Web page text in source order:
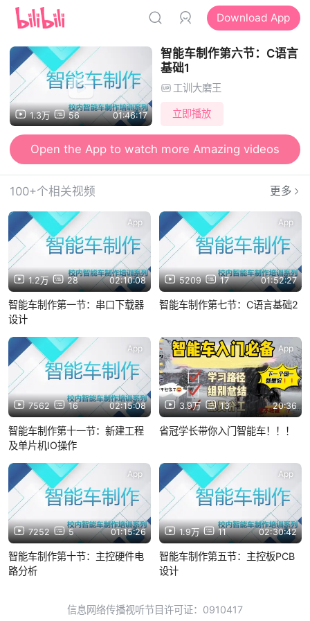
Download App
1.3万 56 01:46:17
智能车制作第六节：C语言
基础1
工训大磨王
立即播放
Open the App to watch more Amazing videos
100+个相关视频 更多
1.2万 28 02:10:08
App
智能车制作第一节：串口下载器
设计
5209 17 01:52:27
App
智能车制作第七节：C语言基础2
7562 16 02:15:08
App
智能车制作第十一节：新建工程
及单片机IO操作
3.9万 13 20:36
App
省冠学长带你入门智能车！！！
7252 5 01:15:26
App
智能车制作第十节：主控硬件电
路分析
1.9万 11 02:30:42
App
智能车制作第五节：主控板PCB
设计
信息网络传播视听节目许可证：0910417